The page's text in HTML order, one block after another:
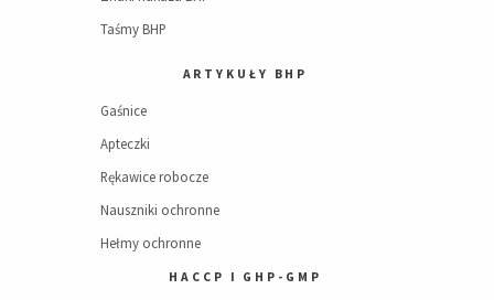
Taśmy BHP
ARTYKUŁY BHP
Gaśnice
Apteczki
Rękawice robocze
Nauszniki ochronne
Hełmy ochronne
HACCP I GHP-GMP